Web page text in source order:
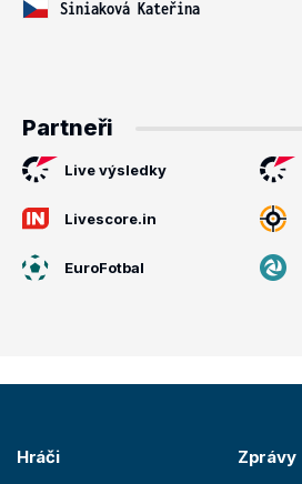
Siniaková Kateřina
Partneři
Live výsledky
Livescore.in
EuroFotbal
Hráči Zprávy